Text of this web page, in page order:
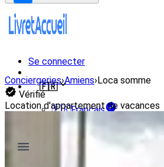
Se connecter
🇫🇷
🇫🇷Français
🇺🇸English
Conciergeries›Amiens› Loca somme
Vérifié
Location d'appartement de vacances